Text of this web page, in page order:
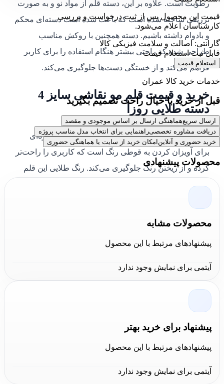
رطوبت است. علاوه بر این، دسته قلم از مواد نو و به صورت
تزریقی ساخته شده است که باعث شده است دسته‌ای محکم
و بادوام داشته باشیم. دسته همچنین با روکش مناسب
طراحی شده که راحتی بیشتر هنگام استفاده را برای کاربر
فراهم می‌کند و از خستگی دست‌ها جلوگیری می‌کند.
خرید و قیمت
قلم مو نقاشی سایز 4
دسته طلایی روزا
قلم مو نقاشی سایز 4 دسته طلایی روزا
مجهز به گیره‌ای
برای آویزان کردن به قوطی رنگ است که کاربری را راحت‌تر
کرده و از ریختن رنگ جلوگیری می‌کند. رنگ طلایی این قلم
مو نه‌تنها ظاهری شیک و زیبا دارد، بلکه باعث می‌شود که این
رنگ‌کاری خود هستید،
روزاانتخابی عالی برای شماست.
نقاشی سایز 4 دسته طلایی روزا
همراه گارانتی اصالت و سلامت فیزیکی کالا در مجموعه
قیمت این محصول پس از ثبت درخواست و بررسی
کارشناسان اعلام می‌شود.
گارانتی: اصالت و سلامت فیزیکی کالا
قابل ثبت استعلام قیمت
استعلام قیمت
خدمات خرید کالا عمران
قبل از خرید با خیال راحت تصمیم بگیرید
ارسال سریعهماهنگی ارسال بر اساس موجودی و مقصد
دریافت مشاوره تخصصیراهنمایی برای انتخاب مدل مناسب پروژه
خرید حضوری و آنلاین امکان خرید از سایت یا هماهنگی حضوری
محصولات پیشنهادی
محصولات مشابه
پیشنهادهای مرتبط با این محصول
آیتمی برای نمایش وجود ندارد
پیشنهاد برای خرید بهتر
پیشنهادهای مرتبط با این محصول
آیتمی برای نمایش وجود ندارد